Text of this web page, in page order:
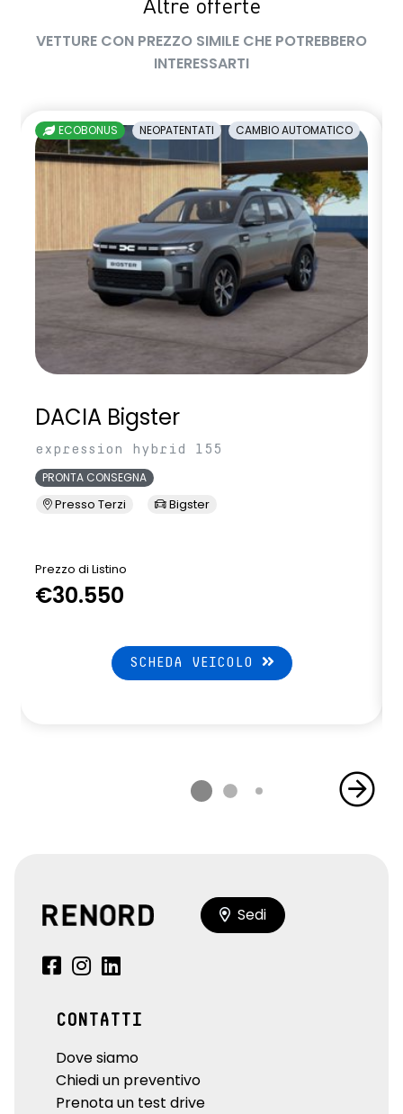
retrovisore interno fotocromatico
sedili posteriori ripiegabili 1/3 - 2/3
sellerie in tessuto nero melange e tessuto nero titanio con
sensori di parcheggio anteriori/posteriori/laterali
shark antenna
sistema di controllo della pressione pneumatici indiretto
sistema di frenata d'emergenza attiva
sistema multimediale openR link 10.4" con Google integrato
volante in pelle
Altre offerte
VETTURE CON PREZZO SIMILE CHE POTREBBERO
INTERESSARTI
ECOBONUS NEOPATENTATI CAMBIO AUTOMATICO
DACIA Bigster
expression hybrid 155
PRONTA CONSEGNA
Presso Terzi Bigster
Prezzo di Listino
€30.550
SCHEDA VEICOLO
Sedi
CONTATTI
Dove siamo
Chiedi un preventivo
Prenota un test drive